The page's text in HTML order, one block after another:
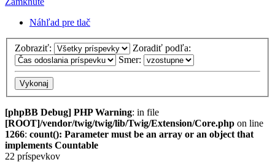
Náhľad pre tlač
Zobraziť:
Zoradiť podľa:
Smer:
[phpBB Debug] PHP Warning: in file
[ROOT]/vendor/twig/twig/lib/Twig/Extension/Core.php on line
1266: count(): Parameter must be an array or an object that
implements Countable
22 príspevkov